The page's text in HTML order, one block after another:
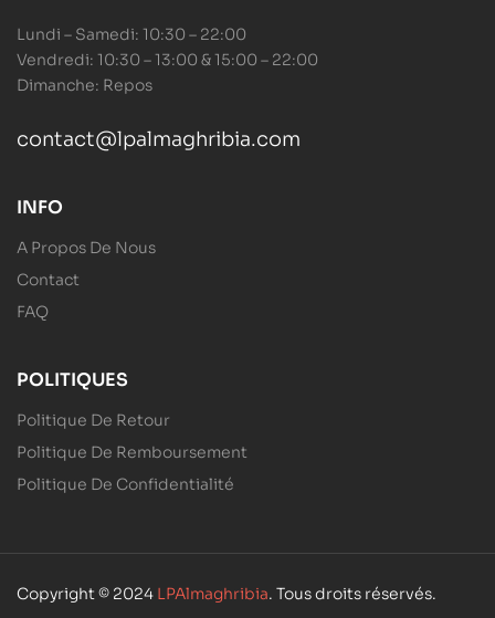
Lundi – Samedi: 10:30 – 22:00
Vendredi: 10:30 – 13:00 & 15:00 – 22:00
Dimanche: Repos
contact@lpalmaghribia.com
INFO
A Propos De Nous
Contact
FAQ
POLITIQUES
Politique De Retour
Politique De Remboursement
Politique De Confidentialité
Copyright © 2024 LPAlmaghribia. Tous droits réservés.